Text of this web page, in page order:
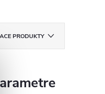
PRODUKTY